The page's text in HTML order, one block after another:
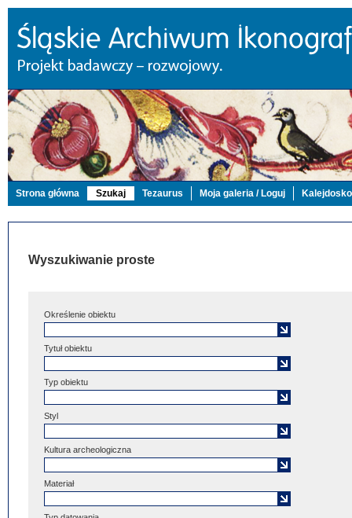
Strona główna Szukaj Tezaurus Moja galeria / Loguj
Wyszukiwanie proste
Określenie obiektu
Tytuł obiektu
Typ obiektu
Styl
Kultura archeologiczna
Materiał